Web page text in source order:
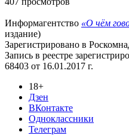
Информагентство «О чём
издание)
Зарегистрировано в
Запись в реестре
68403 от 16.01.2017 г.
18+
Дзен
ВКонтакте
Одноклассники
Телеграм